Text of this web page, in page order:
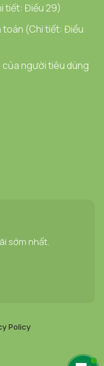
tiết: Điều 29)
(Chi tiết: Điều
người tiêu dùng
sớm nhất.
Policy